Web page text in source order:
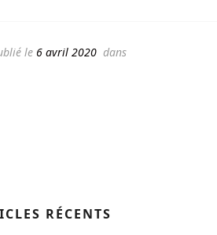
le 6 avril 2020 dans
RÉCENTS